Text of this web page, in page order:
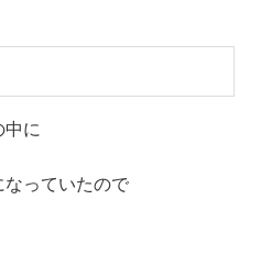
中に
っていたので